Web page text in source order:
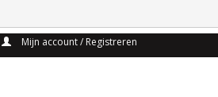
Mijn account / Registreren